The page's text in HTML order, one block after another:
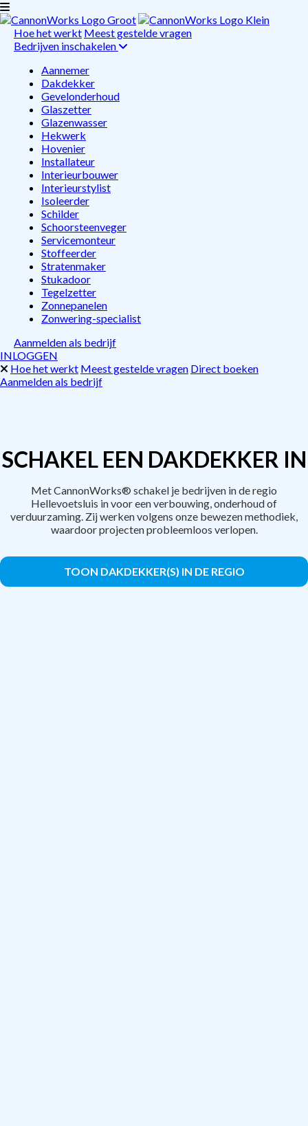
Hoe het werkt Meest gestelde vragen
Bedrijven inschakelen
Aannemer
Dakdekker
Gevelonderhoud
Glaszetter
Glazenwasser
Hekwerk
Hovenier
Installateur
Interieurbouwer
Interieurstylist
Isoleerder
Schilder
Schoorsteenveger
Servicemonteur
Stoffeerder
Stratenmaker
Stukadoor
Tegelzetter
Zonnepanelen
Zonwering-specialist
Aanmelden als bedrijf
INLOGGEN
Hoe het werkt Meest gestelde vragen Direct boeken
Aanmelden als bedrijf
SCHAKEL EEN DAKDEKKER IN
Met CannonWorks® schakel je bedrijven in de regio
Hellevoetsluis in voor een verbouwing, onderhoud of
verduurzaming. Zij werken volgens onze bewezen methodiek,
waardoor projecten probleemloos verlopen.
TOON DAKDEKKER(S) IN DE REGIO